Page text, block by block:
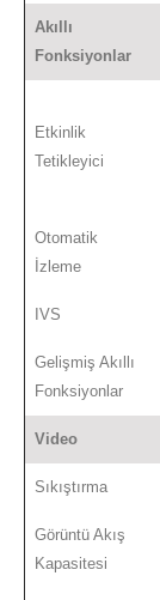
Akıllı
Fonksiyonlar
Etkinlik
Tetikleyici
Otomatik
İzleme
IVS
Gelişmiş Akıllı
Fonksiyonlar
Video
Sıkıştırma
Görüntü Akış
Kapasitesi